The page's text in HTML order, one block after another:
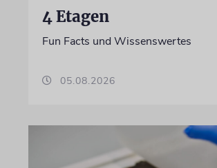
4 Etagen
Fun Facts und Wissenswertes
05.08.2026